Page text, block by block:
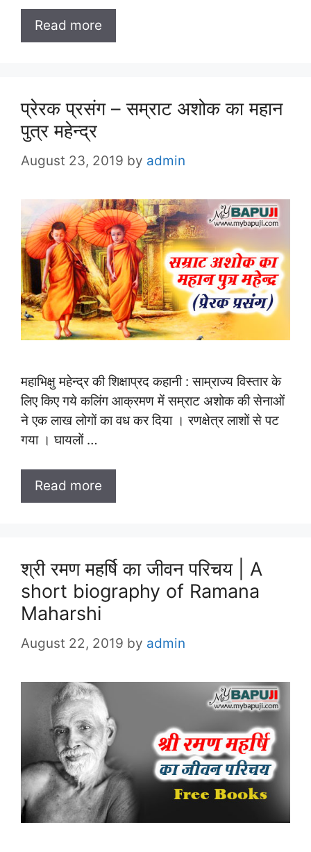
Read more
प्रेरक प्रसंग – सम्राट अशोक का महान
पुत्र महेन्द्र
August 23, 2019 by admin
महाभिक्षु महेन्द्र की शिक्षाप्रद कहानी : साम्राज्य विस्तार के
लिए किए गये कलिंग आक्रमण में सम्राट अशोक की सेनाओं
ने एक लाख लोगों का वध कर दिया । रणक्षेत्र लाशों से पट
गया । घायलों …
Read more
श्री रमण महर्षि का जीवन परिचय | A
short biography of Ramana
Maharshi
August 22, 2019 by admin